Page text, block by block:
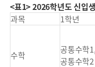
<표1> 2026학년도 신입
과목
1학년
수학
공통수학
공통수학2